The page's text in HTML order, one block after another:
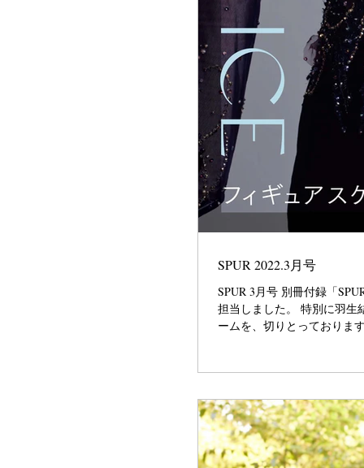
SPUR 2022.3月号
SPUR 3月号 別冊付録「
担当しました。 特別に羽生
ームを、切りとっておりま